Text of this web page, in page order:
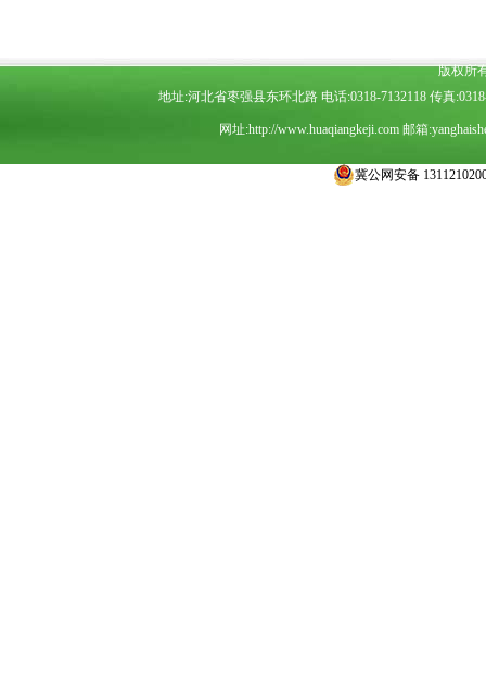
版权所
地址:河北省枣强县东环北路 电话:0318-7132118 传真
网址:http://www.huaqiangkeji.com邮箱:
冀公网安备